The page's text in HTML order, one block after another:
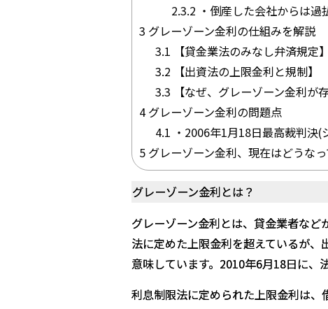
2.3.2 ・倒産した会社からは
3 グレーゾーン金利の仕組みを解説
3.1 【貸金業法のみなし弁済規定】
3.2 【出資法の上限金利と規制】
3.3 【なぜ、グレーゾーン金利が
4 グレーゾーン金利の問題点
4.1 ・2006年1月18日最高裁判決
5 グレーゾーン金利、現在はどうな
グレーゾーン金利とは？
グレーゾーン金利とは、貸金業者な
法に定めた上限金利を超えているが
意味しています。2010年6月18日に、
利息制限法に定められた上限金利は